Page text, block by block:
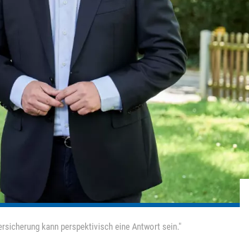
kann perspektivisch eine Antwort sein."